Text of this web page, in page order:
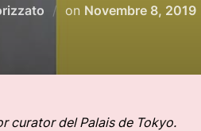
on Pubblicato
Novembre 8, 2019
curator del Palais de Tokyo.